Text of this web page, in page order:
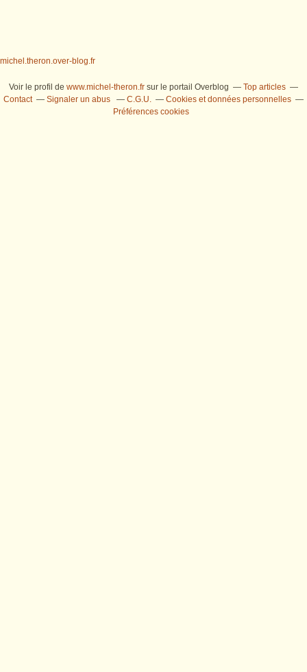
michel.theron.over-blog.fr
Voir le profil de www.michel-theron.fr sur le portail Overblog
Top articles
Contact
Signaler un abus C.G.U.
Cookies et données personnelles
Préférences cookies